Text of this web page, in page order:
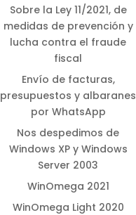
Sobre la Ley 11/2021, de
medidas de prevención y
lucha contra el fraude
fiscal
Envío de facturas,
presupuestos y albaranes
por WhatsApp
Nos despedimos de
Windows XP y Windows
Server 2003
WinOmega 2021
WinOmega Light 2020